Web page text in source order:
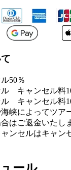
50％
ル キャンセル料
ル キャンセル料
峡によってツア
はご返金いたし
ンセルはキャン